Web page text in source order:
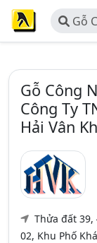
Gỗ
Công
Gỗ Công
Công Ty
Hải Vân
Thửa đất 39,
02, Khu Phố